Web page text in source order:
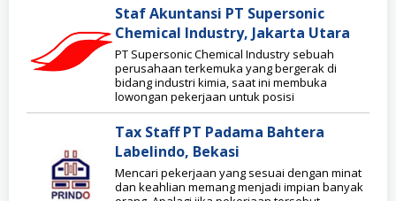
Staf Akuntansi PT Supersonic
Chemical Industry, Jakarta Utara
PT Supersonic Chemical Industry sebuah
perusahaan terkemuka yang bergerak di
bidang industri kimia, saat ini membuka
lowongan pekerjaan untuk posisi
Tax Staff PT Padama Bahtera
Labelindo, Bekasi
Mencari pekerjaan yang sesuai dengan minat
dan keahlian memang menjadi impian banyak